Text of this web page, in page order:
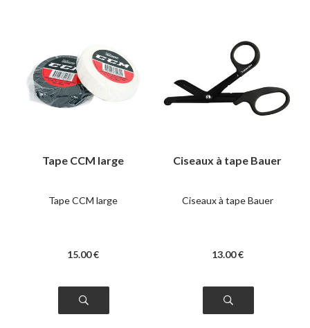
Tape CCM large
Tape CCM large
15.00 €
Ciseaux à tape Bauer
Ciseaux à tape Bauer
13.00 €